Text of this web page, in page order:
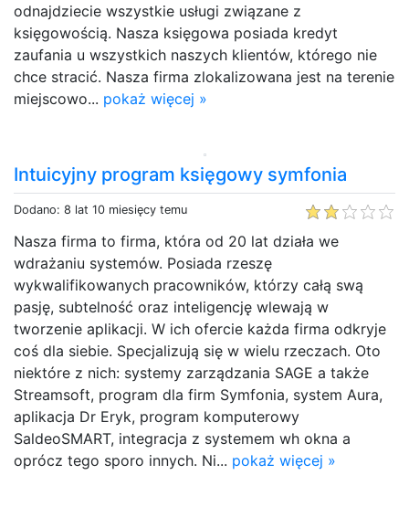
odnajdziecie wszystkie usługi związane z
księgowością. Nasza księgowa posiada kredyt
zaufania u wszystkich naszych klientów, którego nie
chce stracić. Nasza firma zlokalizowana jest na terenie
miejscowo... pokaż więcej »
Intuicyjny program księgowy symfonia
Dodano: 8 lat 10 miesięcy temu
Nasza firma to firma, która od 20 lat działa we
wdrażaniu systemów. Posiada rzeszę
wykwalifikowanych pracowników, którzy całą swą
pasję, subtelność oraz inteligencję wlewają w
tworzenie aplikacji. W ich ofercie każda firma odkryje
coś dla siebie. Specjalizują się w wielu rzeczach. Oto
niektóre z nich: systemy zarządzania SAGE a także
Streamsoft, program dla firm Symfonia, system Aura,
aplikacja Dr Eryk, program komputerowy
SaldeoSMART, integracja z systemem wh okna a
oprócz tego sporo innych. Ni... pokaż więcej »